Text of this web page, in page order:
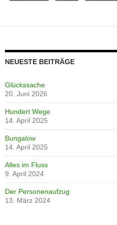
NEUESTE BEITRÄGE
Glückssache
20. Juni 2026
Hundert Wege
14. April 2025
Bungalow
14. April 2025
Alles im Fluss
9. April 2024
Der Personenaufzug
13. März 2024